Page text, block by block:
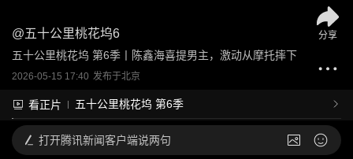
@五十公里桃花坞6
五十公里桃花坞 第6季丨陈鑫海喜提男主，激动从摩托摔下
2026-05-15 17:40 发布于北京
看正片 五十公里桃花坞 第6季
分享
打开腾讯新闻客户端说两句